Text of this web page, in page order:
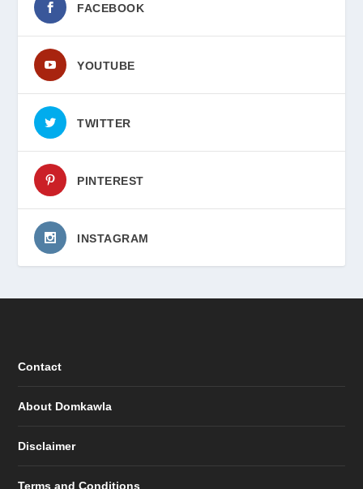
FACEBOOK
YOUTUBE
TWITTER
PINTEREST
INSTAGRAM
Contact
About Domkawla
Disclaimer
Terms and Conditions